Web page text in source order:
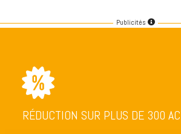
Publicités
RÉDUCTION SUR PLUS DE 300